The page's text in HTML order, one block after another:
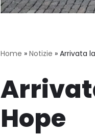
Home » Notizie » Arrivata
Hope